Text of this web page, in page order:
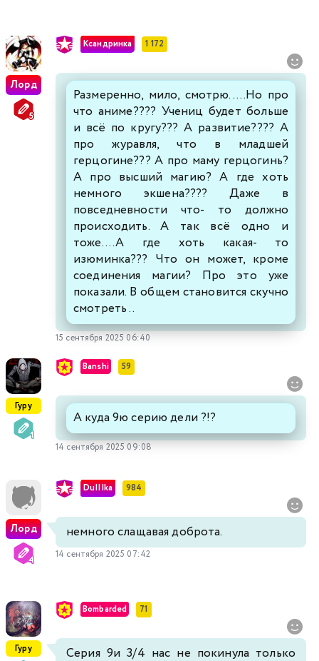
Лорд
Ксандринка 1 172
Размеренно, мило, смотрю.....Но про
что аниме???? Учениц будет больше
и всё по кругу??? А развитие???? А
про журавля, что в младшей
герцогине??? А про маму герцогинь?
А про высший магию? А где хоть
немного экшена???? Даже в
повседневности что- то должно
происходить. А так всё одно и
тоже....А где хоть какая- то
изюминка??? Что он может, кроме
соединения магии? Про это уже
показали. В общем становится скучно
смотреть ..
15 сентября 2025 06:40
Гуру
Banshi 59
А куда 9ю серию дели ?!?
14 сентября 2025 09:08
Лорд
DuIIIka 984
немного слащавая доброта.
14 сентября 2025 07:42
Гуру
Bombarded 71
Серия 9и 3/4 нас не покинула только